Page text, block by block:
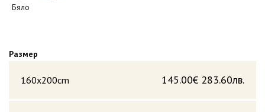
Бяло
Размер
160x200cm 283.60лв.
145.00€